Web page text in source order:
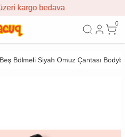
0
Bölmeli Siyah Omuz Çantası